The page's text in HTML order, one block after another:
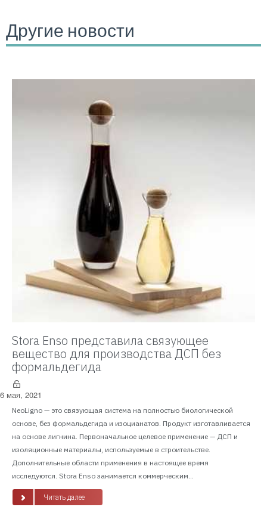
Другие новости
Stora Enso представила связующее
вещество для производства ДСП без
формальдегида
6 мая, 2021
NeoLigno — это связующая система на полностью биологической
основе, без формальдегида и изоцианатов. Продукт изготавливается
на основе лигнина. Первоначальное целевое применение — ДСП и
изоляционные материалы, используемые в строительстве.
Дополнительные области применения в настоящее время
исследуются. Stora Enso занимается коммерческим...
Читать далее